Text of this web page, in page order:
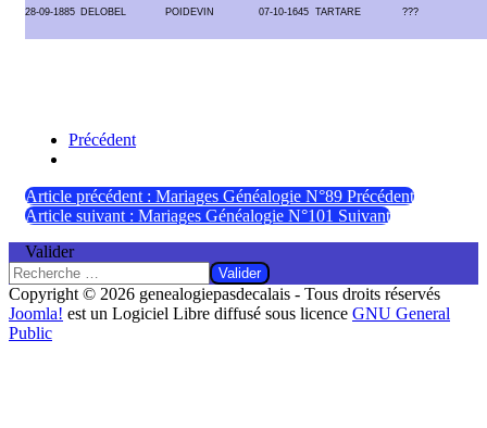
28-09-1885 DELOBEL POIDEVIN 07-10-1645 TARTARE ???
Précédent
Article précédent : Mariages Généalogie N°89 Précédent
Article suivant : Mariages Généalogie N°101 Suivant
Valider
Valider
Copyright © 2026 genealogiepasdecalais - Tous droits réservés
Joomla! est un Logiciel Libre diffusé sous licence GNU General
Public